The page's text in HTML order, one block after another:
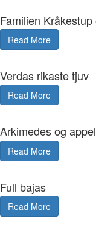
Familien
Read More
Verdas rikaste tjuv
Read More
Arkimedes og
Read More
Full bajas
Read More